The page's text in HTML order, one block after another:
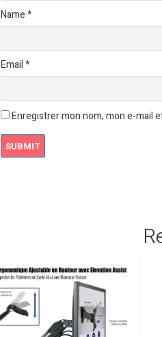
Name*
Email*
Enregistrer mon nom, mon e-mail